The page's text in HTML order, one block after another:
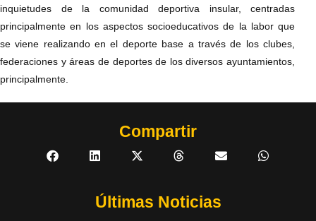
inquietudes de la comunidad deportiva insular, centradas
principalmente en los aspectos socioeducativos de la labor que
se viene realizando en el deporte base a través de los clubes,
federaciones y áreas de deportes de los diversos ayuntamientos,
principalmente.
Compartir
Últimas Noticias